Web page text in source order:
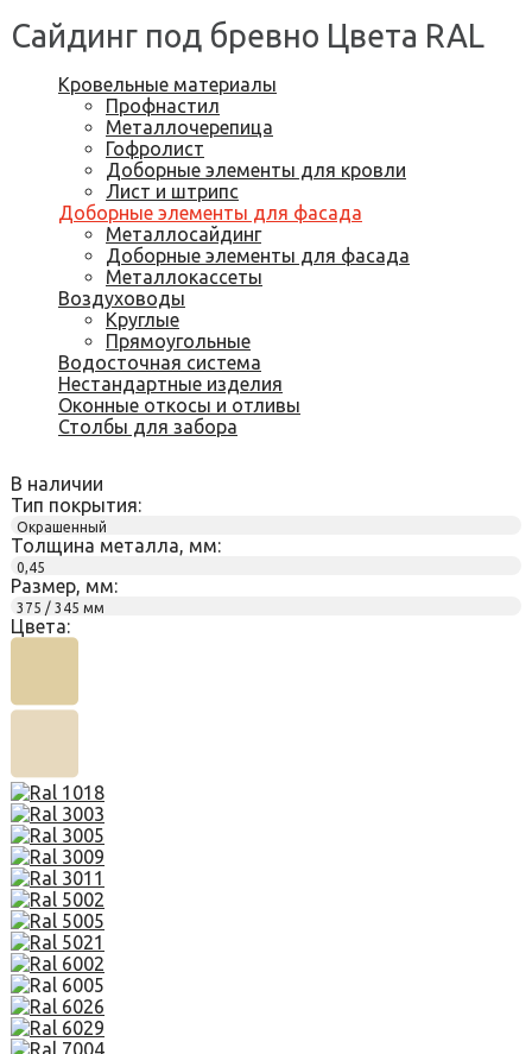
Сайдинг под бревно Цвета RAL
Кровельные материалы
Профнастил
Металлочерепица
Гофролист
Доборные элементы для кровли
Лист и штрипс
Доборные элементы для фасада
Металлосайдинг
Доборные элементы для фасада
Металлокассеты
Воздуховоды
Круглые
Прямоугольные
Водосточная система
Нестандартные изделия
Оконные откосы и отливы
Столбы для забора
В наличии
Тип покрытия:
Окрашенный
Толщина металла, мм:
0,45
Размер, мм:
375 / 345 мм
Цвета: